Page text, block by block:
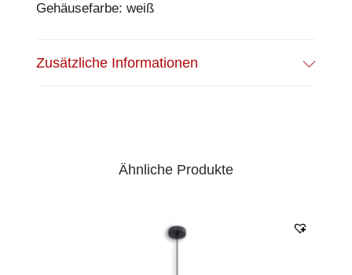
Gehäusefarbe: weiß
Zusätzliche Informationen
Ähnliche Produkte